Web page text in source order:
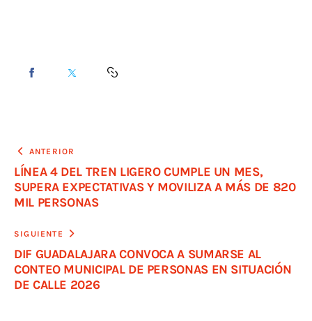
ANTERIOR
LÍNEA 4 DEL TREN LIGERO CUMPLE UN MES,
SUPERA EXPECTATIVAS Y MOVILIZA A MÁS DE 820
MIL PERSONAS
SIGUIENTE
DIF GUADALAJARA CONVOCA A SUMARSE AL
CONTEO MUNICIPAL DE PERSONAS EN SITUACIÓN
DE CALLE 2026